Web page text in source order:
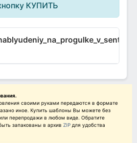
КУПИТЬ
своими руками передаются в формате
иное. Купить шаблоны Вы можете без
перепродажи в любом виде. Обратите
запакованы в архив ZIP для удобства